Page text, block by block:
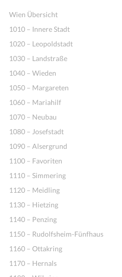
Wien Übersicht
1010 – Innere Stadt
1020 – Leopoldstadt
1030 – Landstraße
1040 – Wieden
1050 – Margareten
1060 – Mariahilf
1070 – Neubau
1080 – Josefstadt
1090 – Alsergrund
1100 – Favoriten
1110 – Simmering
1120 – Meidling
1130 – Hietzing
1140 – Penzing
1150 – Rudolfsheim-Fünfhaus
1160 – Ottakring
1170 – Hernals